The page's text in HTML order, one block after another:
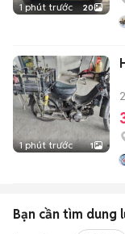
1 phút trước 20
1 phút trước 1
Bạn cần tìm dung